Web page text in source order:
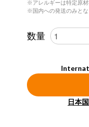
※アレルギーは特定原材
※国内への発送のみとな
数量
日本